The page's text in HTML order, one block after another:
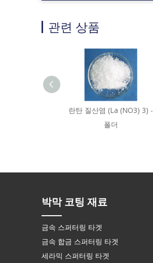
관련 상품
란탄 질산염 (La (NO3) 3) -
폴더
박막 코팅 재료
금속 스퍼터링 타겟
금속 합금 스퍼터링 타겟
세라믹 스퍼터링 타겟